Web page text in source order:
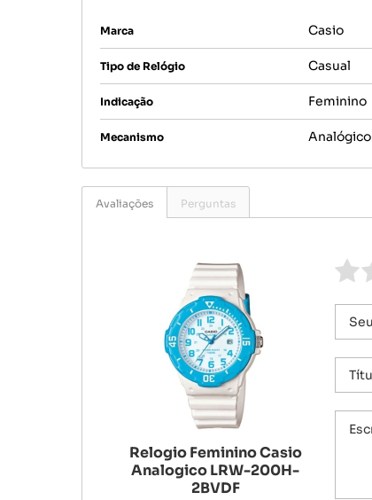
Marca Casio
Tipo de Relógio Casual
Indicação Feminino
Mecanismo Analógico
Avaliações Perguntas
Relogio Feminino Casio
Analogico LRW-200H-
2BVDF